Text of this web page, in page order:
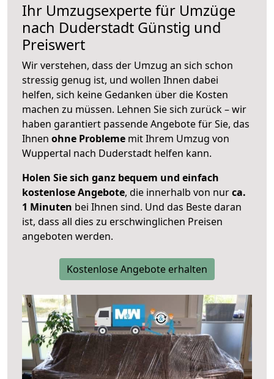
Ihr Umzugsexperte für Umzüge
nach Duderstadt Günstig und
Preiswert
Wir verstehen, dass der Umzug an sich schon
stressig genug ist, und wollen Ihnen dabei
helfen, sich keine Gedanken über die Kosten
machen zu müssen. Lehnen Sie sich zurück – wir
haben garantiert passende Angebote für Sie, das
Ihnen ohne Probleme mit Ihrem Umzug von
Wuppertal nach Duderstadt helfen kann.
Holen Sie sich ganz bequem und einfach
kostenlose Angebote, die innerhalb von nurca.
1 Minuten bei Ihnen sind. Und das Beste daran
ist, dass all dies zu erschwinglichen Preisen
angeboten werden.
Kostenlose Angebote erhalten